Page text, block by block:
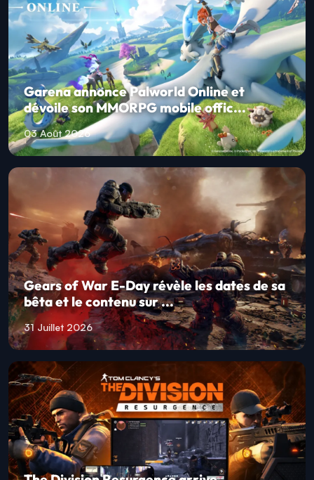
Garena annonce Palworld Online et
dévoile son MMORPG mobile offic...
03 Août 2026
Gears of War E-Day révèle les dates de sa
bêta et le contenu sur ...
31 Juillet 2026